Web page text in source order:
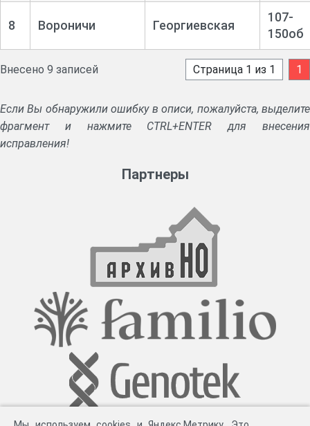
8 Вороничи Георгиевская
107-
150об
Внесено 9 записей Страница 1 из 1 1
Если Вы обнаружили ошибку в описи, пожалуйста, выделите
фрагмент и нажмите CTRL+ENTER для внесения
исправления!
Партнеры